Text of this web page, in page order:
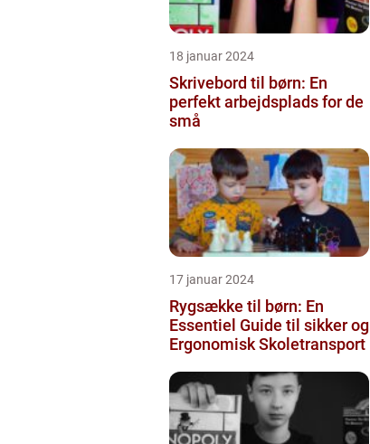
18 januar 2024
Skrivebord til børn: En
perfekt arbejdsplads for de
små
17 januar 2024
Rygsække til børn: En
Essentiel Guide til sikker og
Ergonomisk Skoletransport